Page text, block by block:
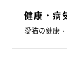
一概にいう
きが速いも
健康・病
愛猫の健康